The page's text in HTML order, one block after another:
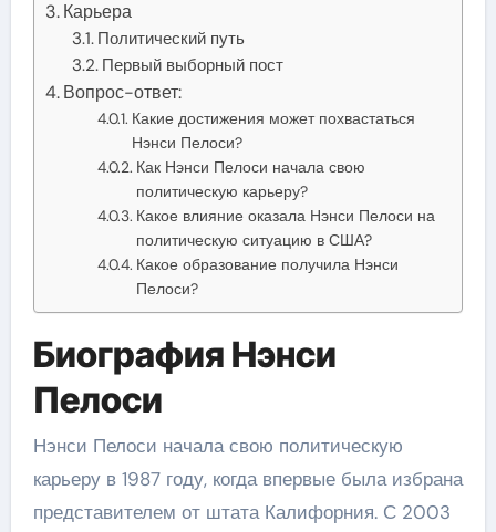
Карьера
Политический путь
Первый выборный пост
Вопрос-ответ:
Какие достижения может похвастаться
Нэнси Пелоси?
Как Нэнси Пелоси начала свою
политическую карьеру?
Какое влияние оказала Нэнси Пелоси на
политическую ситуацию в США?
Какое образование получила Нэнси
Пелоси?
Биография Нэнси
Пелоси
Нэнси Пелоси начала свою политическую
карьеру в 1987 году, когда впервые была избрана
представителем от штата Калифорния. С 2003